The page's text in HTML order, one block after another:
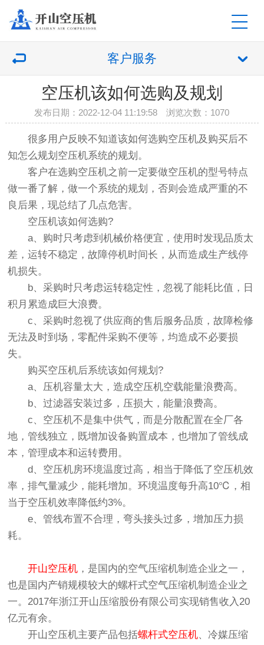
客户服务
空压机该如何选购及规划
发布日期：2022-12-04 11:19:58 浏览次数： 1070
很多用户反映不知道该如何选购空压机及购买后不
知怎么规划空压机系统的规划。
客户在选购空压机之前一定要做空压机的型号特点
做一番了解，做一个系统的规划，否则会造成严重的不
良后果，现总结了几点危害。
空压机该如何选购?
a、购时只考虑到机械价格便宜，使用时发现品质太
差，运转不稳定，故障停机时间长，从而造成生产线停
机损失。
b、采购时只考虑运转稳定性，忽视了能耗比值，日
积月累造成巨大浪费。
c、采购时忽视了供应商的售后服务品质，故障检修
无法及时到场，零配件采购不便等，均造成不必要损
失。
购买空压机后系统该如何规划?
a、压机容量太大，造成空压机空载能量浪费高。
b、过滤器安装过多，压损大，能量浪费高。
c、空压机不是集中供气，而是分散配置在全厂各
地，管线独立，既增加设备购置成本，也增加了管线成
本，管理成本和运转费用。
d、空压机房环境温度过高，相当于降低了空压机效
率，排气量减少，能耗增加。环境温度每升高10℃，相
当于空压机效率降低约3%。
e、管线布置不合理，弯头接头过多，增加压力损
耗。
开山空压机 ，是国内的空气压缩机制造企业之一，
也是国内产销规模较大的螺杆式空气压缩机制造企业之
一。2017年浙江开山压缩股份有限公司实现销售收入20
亿元有余。
开山空压机主要产品包括螺杆式空压机、冷媒压缩